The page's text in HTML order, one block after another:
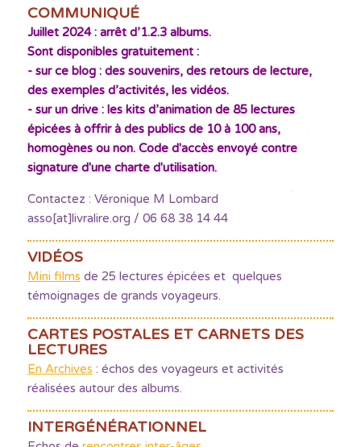
COMMUNIQUÉ
Juillet 2024 : arrêt d’1.2.3 albums.
Sont disponibles gratuitement :
- sur ce blog : des souvenirs, des retours de lecture,
des exemples d’activités, les vidéos.
- sur un drive : les kits d’animation de 85 lectures
épicées à offrir à des publics de 10 à 100 ans,
homogènes ou non. Code d'accès envoyé contre
signature d'une charte d'utilisation.
Contactez : Véronique M Lombard
asso[at]livralire.org / 06 68 38 14 44
VIDÉOS
Mini films de 25 lectures épicées et quelques
témoignages de grands voyageurs.
CARTES POSTALES ET CARNETS DES
LECTURES
En Archives : échos des voyageurs et activités
réalisées autour des albums.
INTERGÉNÉRATIONNEL